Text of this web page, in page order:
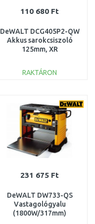
110 680 Ft
DeWALT DCG405P2-QW
Akkus sarokcsiszoló
125mm, XR
RAKTÁRON
Összehasonlítás
231 675 Ft
DeWALT DW733-QS
Vastagológyalu
(1800W/317mm)